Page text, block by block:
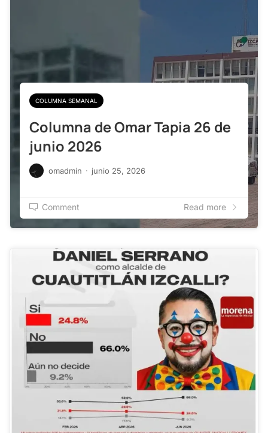
COLUMNA SEMANAL
Columna de Omar Tapia 26 de
junio 2026
omadmin · junio 25, 2026
Comment Read more